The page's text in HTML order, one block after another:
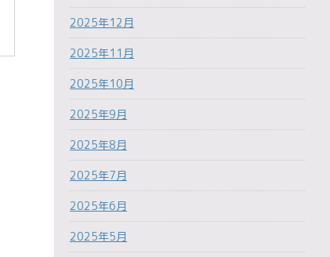
2025年12月
2025年11月
2025年10月
2025年9月
2025年8月
2025年7月
2025年6月
2025年5月